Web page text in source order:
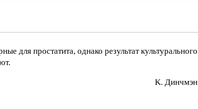
для простатита, однако результат культурального
K. Динчмэн